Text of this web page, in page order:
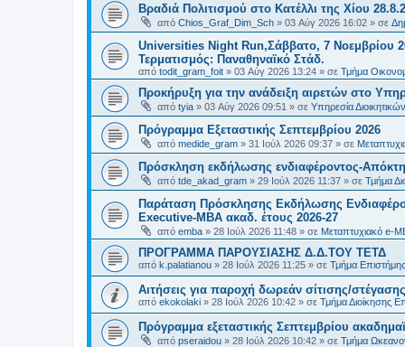
Βραδιά Πολιτισμού στο Κατέλλι της Χίου
από Chios_Graf_Dim_Sch » 03 Αύγ 2026 16:02 » σε
Universities Night Run,Σάββατο, 7 Νοεμβρίου
Τερματισμός: Παναθηναϊκό Στάδ.
από todit_gram_foit » 03 Αύγ 2026 13:24 » σε Τμήμα
Προκήρυξη για την ανάδειξη αιρετών στο
από tyia » 03 Αύγ 2026 09:51 » σε Υπηρεσία
Πρόγραμμα Εξεταστικής Σεπτεμβρίου 2026
από medide_gram » 31 Ιούλ 2026 09:37 » σε
Πρόσκληση εκδήλωσης ενδιαφέροντος-
από tde_akad_gram » 29 Ιούλ 2026 11:37 » σε Τμήμα
Παράταση Πρόσκλησης Εκδήλωσης
Executive-MBΑ ακαδ. έτους 2026-27
από emba » 28 Ιούλ 2026 11:48 » σε Μεταπτυχιακό e-
ΠΡΟΓΡΑΜΜΑ ΠΑΡΟΥΣΙΑΣΗΣ Δ.Δ.ΤΟΥ ΤΕΤΔ
από k.palatianou » 28 Ιούλ 2026 11:25 » σε Τμήμα
Αιτήσεις για παροχή δωρεάν σίτισης/
από ekokolaki » 28 Ιούλ 2026 10:42 » σε Τμήμα Διοίκησης
Πρόγραμμα εξεταστικής Σεπτεμβρίου
από pseraidou » 28 Ιούλ 2026 10:42 » σε Τμήμα